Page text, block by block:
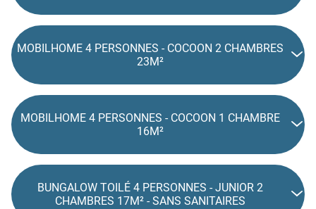
MOBILHOME 4 PERSONNES - COCOON 2 CHAMBRES
23M²
MOBILHOME 4 PERSONNES - COCOON 1 CHAMBRE
16M²
BUNGALOW TOILÉ 4 PERSONNES - JUNIOR 2
CHAMBRES 17M² - SANS SANITAIRES